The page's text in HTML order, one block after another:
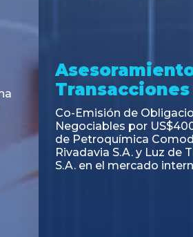
Transacciones
PAGBAM asesoró a
autorización para la
de los Certificados de
del Fideicomiso
Inmobiliario "Espacio